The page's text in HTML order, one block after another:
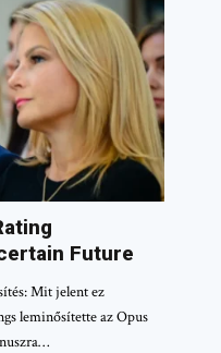
Future
Mit jelent ez
leminősítette az Opus